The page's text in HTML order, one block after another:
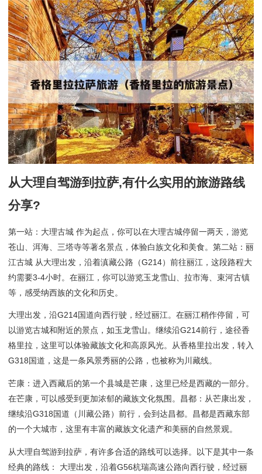
从大理自驾游到拉萨,有什么实用的旅游路线
分享?
第一站：大理古城 作为起点，你可以在大理古城停留一两天，游览
苍山、洱海、三塔寺等著名景点，体验白族文化和美食。第二站：丽
江古城 从大理出发，沿着滇藏公路（G214）前往丽江，这段路程大
约需要3-4小时。在丽江，你可以游览玉龙雪山、拉市海、束河古镇
等，感受纳西族的文化和历史。
大理出发，沿G214国道向西行驶，经过丽江。在丽江稍作停留，可
以游览古城和附近的景点，如玉龙雪山。继续沿G214前行，途径香
格里拉，这里可以体验藏族文化和高原风光。从香格里拉出发，转入
G318国道，这是一条风景秀丽的公路，也被称为川藏线。
芒康：进入西藏后的第一个县城是芒康，这里已经是西藏的一部分。
在芒康，可以感受到更加浓郁的藏族文化氛围。昌都：从芒康出发，
继续沿G318国道（川藏公路）前行，会到达昌都。昌都是西藏东部
的一个大城市，这里有丰富的藏族文化遗产和美丽的自然景观。
从大理自驾游到拉萨，有许多合适的路线可以选择。以下是其中一条
经典的路线： 大理出发，沿着G56杭瑞高速公路向西行驶，经过丽